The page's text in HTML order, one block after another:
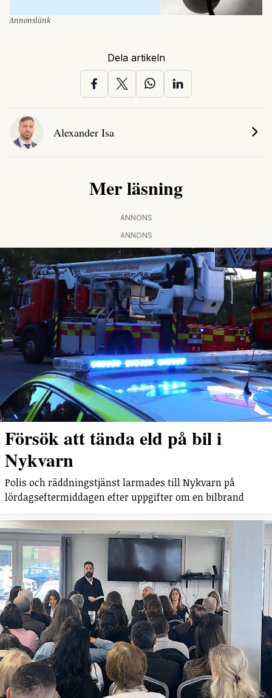
Annonslänk
Dela artikeln
Alexander Isa
Mer läsning
ANNONS
ANNONS
Försök att tända eld på bil i
Nykvarn
Polis och räddningstjänst larmades till Nykvarn på
lördagseftermiddagen efter uppgifter om en bilbrand